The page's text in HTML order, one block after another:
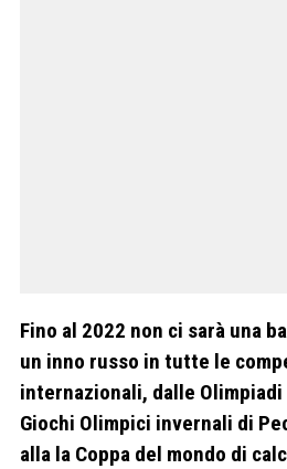
Fino al 2022 non ci sarà una
un inno russo in tutte le
internazionali, dalle Olimpiadi
Giochi Olimpici invernali di
alla la Coppa del mondo di